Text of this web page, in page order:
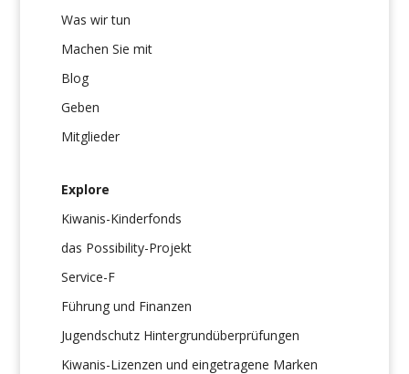
Was wir tun
Machen Sie mit
Blog
Geben
Mitglieder
Explore
Kiwanis-Kinderfonds
das Possibility-Projekt
Service-F
Führung und Finanzen
Jugendschutz Hintergrundüberprüfungen
Kiwanis-Lizenzen und eingetragene Marken